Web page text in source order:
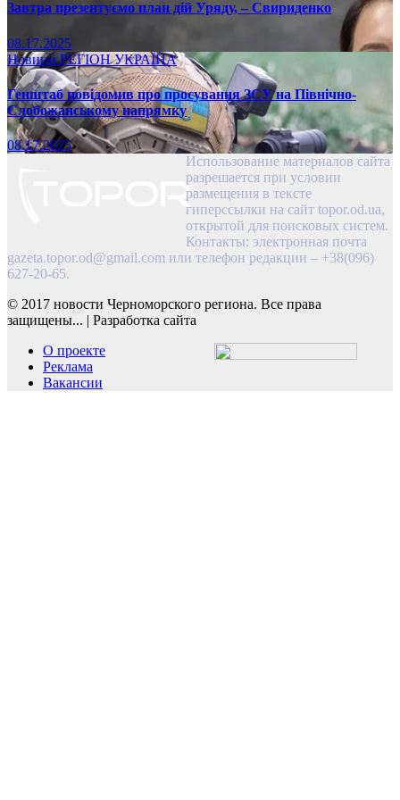
Завтра презентуємо план дій Уряду, – Свириденко
08.17.2025
НовиниРЕГІОНУКРАЇНА
Генштаб повідомив про просування ЗСУ на Північно-
Слобожанському напрямку
08.17.2025
Использование материалов сайта
разрешается при условии
размещения в тексте
гиперссылки на сайт topor.od.ua,
открытой для поисковых систем.
Контакты: электронная почта
gazeta.topor.od@gmail.com или телефон редакции – +38(096)
627-20-65.
© 2017 новости Черноморского региона. Все права
защищены... | Разработка сайта
О проекте
Реклама
Вакансии